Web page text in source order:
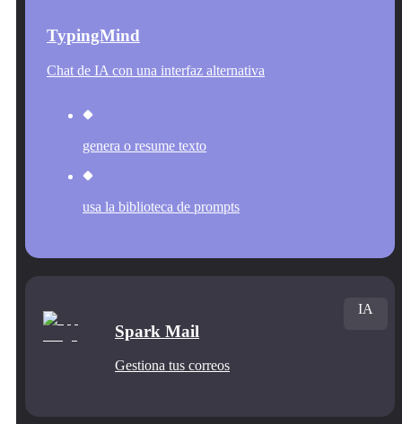
TypingMind
Chat de IA con una interfaz alternativa
genera o resume texto
usa la biblioteca de prompts
Spark Mail
Gestiona tus correos
IA